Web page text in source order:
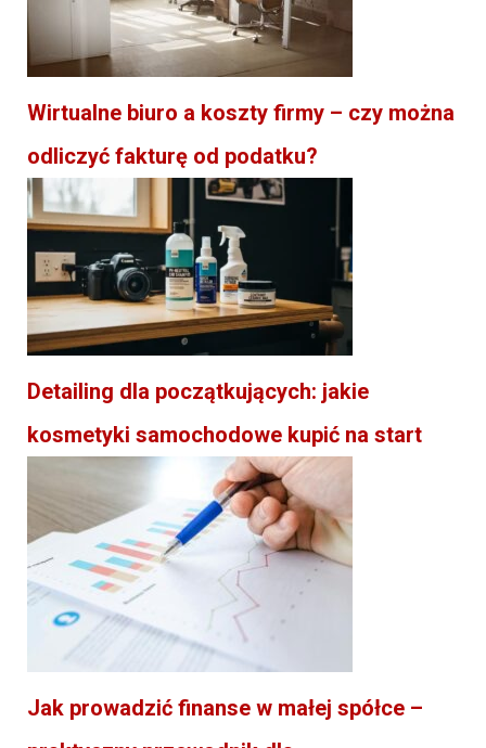
Wirtualne biuro a koszty firmy – czy można
odliczyć fakturę od podatku?
Detailing dla początkujących: jakie
kosmetyki samochodowe kupić na start
Jak prowadzić finanse w małej spółce –